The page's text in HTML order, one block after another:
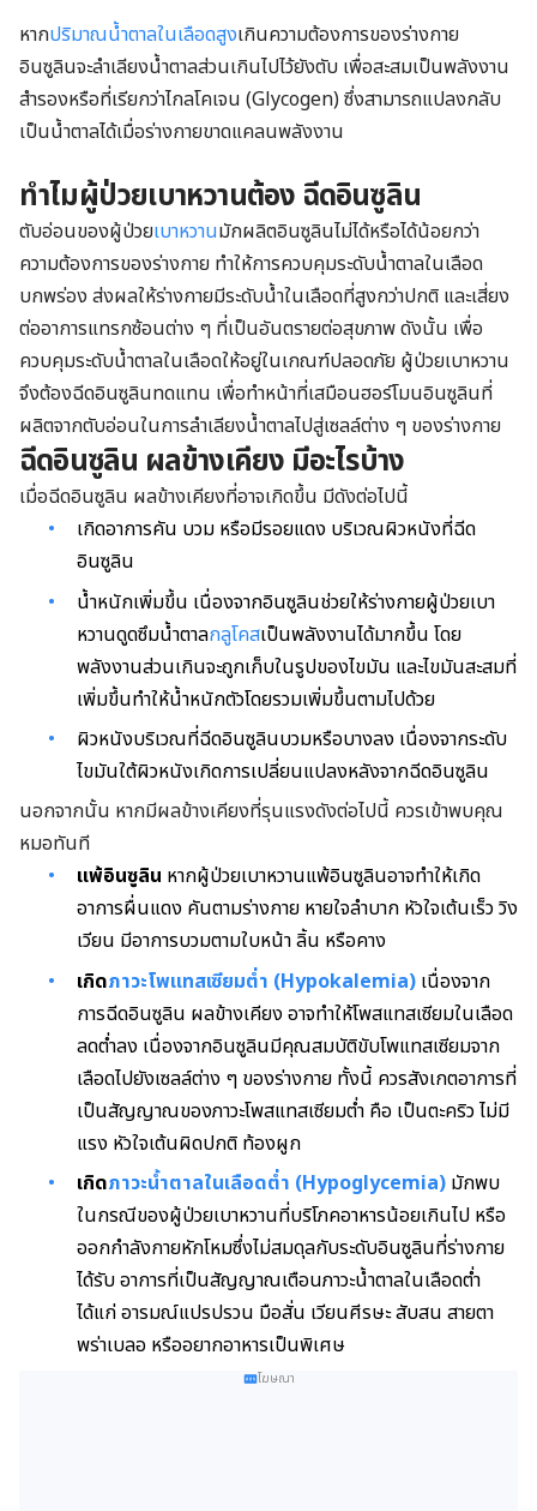
หากปริมาณน้ำตาลในเลือดสูงเกินความต้องการของร่างกาย
อินซูลินจะลำเลียงน้ำตาลส่วนเกินไปไว้ยังตับ เพื่อสะสมเป็นพลังงาน
สำรองหรือที่เรียกว่าไกลโคเจน (Glycogen) ซึ่งสามารถแปลงกลับ
เป็นน้ำตาลได้เมื่อร่างกายขาดแคลนพลังงาน
ทำไมผู้ป่วยเบาหวานต้อง ฉีดอินซูลิน
ตับอ่อนของผู้ป่วยเบาหวานมักผลิตอินซูลินไม่ได้หรือได้น้อยกว่า
ความต้องการของร่างกาย ทำให้การควบคุมระดับน้ำตาลในเลือด
บกพร่อง ส่งผลให้ร่างกายมีระดับน้ำในเลือดที่สูงกว่าปกติ และเสี่ยง
ต่ออาการแทรกซ้อนต่าง ๆ ที่เป็นอันตรายต่อสุขภาพ ดังนั้น เพื่อ
ควบคุมระดับน้ำตาลในเลือดให้อยู่ในเกณฑ์ปลอดภัย ผู้ป่วยเบาหวาน
จึงต้องฉีดอินซูลินทดแทน เพื่อทำหน้าที่เสมือนฮอร์โมนอินซูลินที่
ผลิตจากตับอ่อนในการลำเลียงน้ำตาลไปสู่เซลล์ต่าง ๆ ของร่างกาย
ฉีดอินซูลิน ผลข้างเคียง มีอะไรบ้าง
เมื่อฉีดอินซูลิน ผลข้างเคียงที่อาจเกิดขึ้น มีดังต่อไปนี้
เกิดอาการคัน บวม หรือมีรอยแดง บริเวณผิวหนังที่ฉีด
อินซูลิน
น้ำหนักเพิ่มขึ้น เนื่องจากอินซูลินช่วยให้ร่างกายผู้ป่วยเบา
หวานดูดซึมน้ำตาลกลูโคสเป็นพลังงานได้มากขึ้น โดย
พลังงานส่วนเกินจะถูกเก็บในรูปของไขมัน และไขมันสะสมที่
เพิ่มขึ้นทำให้น้ำหนักตัวโดยรวมเพิ่มขึ้นตามไปด้วย
ผิวหนังบริเวณที่ฉีดอินซูลินบวมหรือบางลง เนื่องจากระดับ
ไขมันใต้ผิวหนังเกิดการเปลี่ยนแปลงหลังจากฉีดอินซูลิน
นอกจากนั้น หากมีผลข้างเคียงที่รุนแรงดังต่อไปนี้ ควรเข้าพบคุณ
หมอทันที
แพ้อินซูลิน หากผู้ป่วยเบาหวานแพ้อินซูลินอาจทำให้เกิด
อาการผื่นแดง คันตามร่างกาย หายใจลำบาก หัวใจเต้นเร็ว วิง
เวียน มีอาการบวมตามใบหน้า ลิ้น หรือคาง
เกิดภาวะโพแทสเซียมต่ำ (Hypokalemia) เนื่องจาก
การฉีดอินซูลิน ผลข้างเคียง อาจทำให้โพสแทสเซียมในเลือด
ลดต่ำลง เนื่องจากอินซูลินมีคุณสมบัติขับโพแทสเซียมจาก
เลือดไปยังเซลล์ต่าง ๆ ของร่างกาย ทั้งนี้ ควรสังเกตอาการที่
เป็นสัญญาณของภาวะโพสแทสเซียมต่ำ คือ เป็นตะคริว ไม่มี
แรง หัวใจเต้นผิดปกติ ท้องผูก
เกิดภาวะน้ำตาลในเลือดต่ำ (Hypoglycemia) มักพบ
ในกรณีของผู้ป่วยเบาหวานที่บริโภคอาหารน้อยเกินไป หรือ
ออกกำลังกายหักโหมซึ่งไม่สมดุลกับระดับอินซูลินที่ร่างกาย
ได้รับ อาการที่เป็นสัญญาณเตือนภาวะน้ำตาลในเลือดต่ำ
ได้แก่ อารมณ์แปรปรวน มือสั่น เวียนศีรษะ สับสน สายตา
พร่าเบลอ หรืออยากอาหารเป็นพิเศษ
โฆษณา